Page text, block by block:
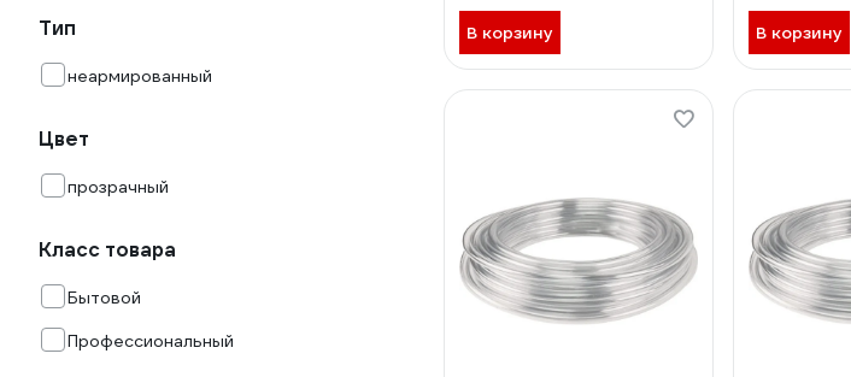
Тип
неармированный
Цвет
прозрачный
Класс товара
Бытовой
Профессиональный
В корзину В корзину